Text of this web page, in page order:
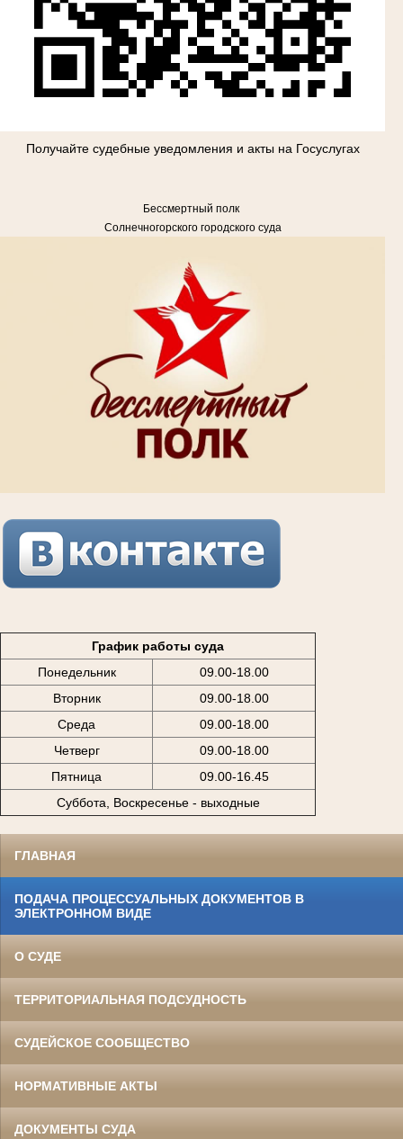
Получайте судебные уведомления и акты на Госуслугах
Бессмертный полк
Солнечногорского городского суда
График работы суда
Понедельник
09.00-18.00
Вторник
09.00-18.00
Среда
09.00-18.00
Четверг
09.00-18.00
Пятница
09.00-16.45
Суббота, Воскресенье - выходные
ГЛАВНАЯ
ПОДАЧА ПРОЦЕССУАЛЬНЫХ ДОКУМЕНТОВ В
ЭЛЕКТРОННОМ ВИДЕ
О СУДЕ
ТЕРРИТОРИАЛЬНАЯ ПОДСУДНОСТЬ
СУДЕЙСКОЕ СООБЩЕСТВО
НОРМАТИВНЫЕ АКТЫ
ДОКУМЕНТЫ СУДА